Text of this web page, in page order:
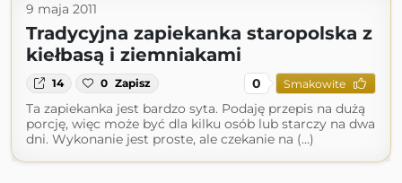
9 maja 2011
Tradycyjna zapiekanka staropolska z
kiełbasą i ziemniakami
14 0 Zapisz 0 Smakowite
Ta zapiekanka jest bardzo syta. Podaję przepis na dużą
porcję, więc może być dla kilku osób lub starczy na dwa
dni. Wykonanie jest proste, ale czekanie na (...)